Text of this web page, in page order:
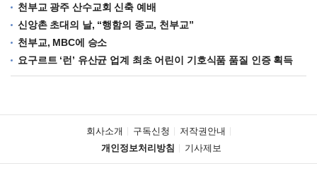
천부교 광주 산수교회 신축 예배
신앙촌 초대의 날, “행함의 종교, 천부교”
천부교, MBC에 승소
요구르트 ‘런’ 유산균 업계 최초 어린이 기호식품 품질 인증 획득
회사소개 구독신청
저작권안내
개인정보처리방침
기사제보